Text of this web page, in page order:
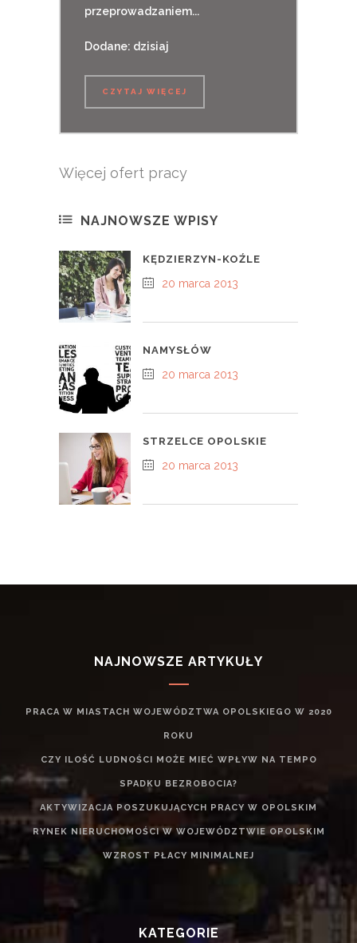
przeprowadzaniem...
Dodane: dzisiaj
CZYTAJ WIĘCEJ
Więcej ofert pracy
NAJNOWSZE WPISY
KĘDZIERZYN-KOŹLE
20 marca 2013
NAMYSŁÓW
20 marca 2013
STRZELCE OPOLSKIE
20 marca 2013
NAJNOWSZE ARTYKUŁY
PRACA W MIASTACH WOJEWÓDZTWA OPOLSKIEGO W 2020
ROKU
CZY ILOŚĆ LUDNOŚCI MOŻE MIEĆ WPŁYW NA TEMPO
SPADKU BEZROBOCIA?
AKTYWIZACJA POSZUKUJĄCYCH PRACY W OPOLSKIM
RYNEK NIERUCHOMOŚCI W WOJEWÓDZTWIE OPOLSKIM
WZROST PŁACY MINIMALNEJ
KATEGORIE